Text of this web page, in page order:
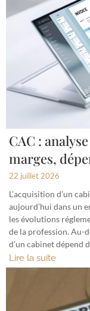
CAC :
marges,
22 juillet 2026
L’acquisition d’un
aujourd’hui dans un
les évolutions
de la profession. Au-
d’un cabinet dépend
Lire la suite